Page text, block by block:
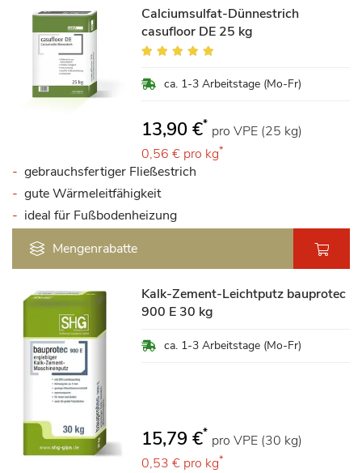
Calciumsulfat-Dünnestrich
casufloor DE 25 kg
Bewertung:
ca. 1-3 Arbeitstage (Mo-Fr)
13,90 €* pro VPE (25 kg)
0,56 € pro kg*
gebrauchsfertiger Fließestrich
gute Wärmeleitfähigkeit
ideal für Fußbodenheizung
Mengenrabatte
Kalk-Zement-Leichtputz bauprotec
900 E 30 kg
ca. 1-3 Arbeitstage (Mo-Fr)
15,79 €* pro VPE (30 kg)
0,53 € pro kg*